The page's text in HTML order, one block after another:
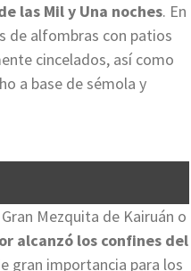
las Mil y Una noches. En
de alfombras con patios
cincelados, así como
a base de sémola y
Mezquita de Kairuán o
alcanzó los confines del
gran importancia para los